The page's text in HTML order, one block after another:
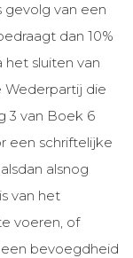
gevolg van een
dan 10%
het sluiten van
Wederpartij die
3 van Boek 6
een schriftelijke
alsnog
van het
voeren, of
bevoegdheid